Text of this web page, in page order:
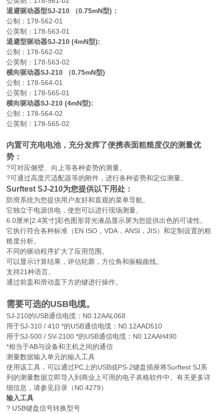
退避驱动器型SJ-210 （0.75mN型)：
公制：178-562-01
公英制：178-563-01
退避型驱动器SJ-210 (4mN型):
公制：178-562-02
公英制：178-563-02
横向驱动器SJ-210 （0.75mN型)
公制：178-564-01
公英制：178-565-01
横向驱动器SJ-210 (4mN型):
公制：178-564-02
公英制：178-565-02
内置可充电电池，充分发挥了便携表面粗糙度仪的测量优
势：
?可对应侧壁、向上等各种姿势的测量。
?可通过高度尺适配器等的附件，进行各种姿势和定位测量。
Surftest SJ-210为您提供以下用处：
防滑系统为您提供用户友好和直观的菜单导航。
它独立于电源供电，使您可以进行现场测量。
6.0厘米[2.4英寸]彩色图形背光液晶显示屏为您提供出色的可读性。
它执行符合各种标准（EN ISO，VDA，ANSI，JIS）和定制设置的粗
糙度分析。
不同的驱动程序扩大了应用范围。
可以显示计算结果，评估轮廓，方位角和振幅曲线。
支持21种语言。
通过前盖和滑动盖下方的键进行操作。
需要可选的USB电缆。
SJ-210的USB通信电缆：N0.12AAL068
用于SJ-310 / 410 *的USB通信电缆：N0.12AAD510
用于SJ-500 / SV-2100 *的USB通信电缆：N0.12AAH490
*相当于AB与设备和主机之间的通信
测量数据输入单元的输入工具
使用该工具，可以通过PC上的USB或PS-2键盘插座将Surftest SJ系
列的测量数据立即导入到商业上可用的电子表格软件中。有关更多详
细信息，请参见目录（N0.4279）
输入工具
? USB键盘信号转换型号